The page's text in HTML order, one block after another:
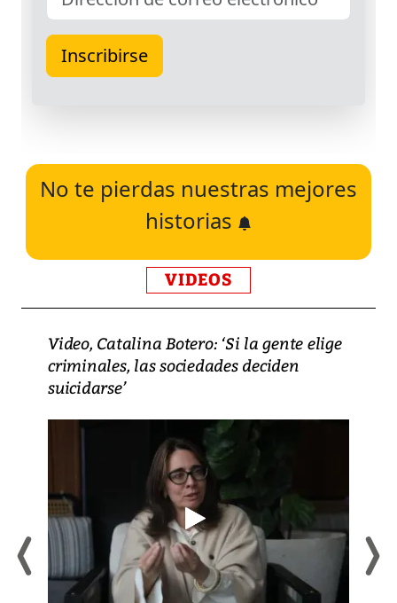
No te pierdas nuestras mejores
historias
VIDEOS
Video, Catalina Botero: ‘Si la gente elige
criminales, las sociedades deciden
suicidarse’